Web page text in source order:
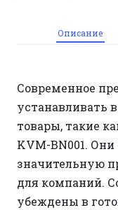
Описание
Современное
устанавливать
товары, такие
KVM-BN001.
значительную
для компаний.
убеждены в